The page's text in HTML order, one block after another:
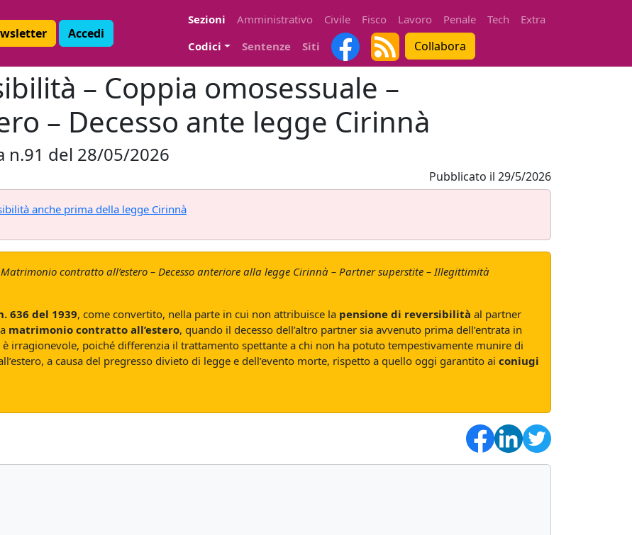
Accedi
Sezioni Amministrativo Civile Fisco Lavoro Penale Tech
Extra
Codici
Sentenze Siti Collabora
– Coppia omosessuale –
– Decesso ante legge Cirinnà
n.91 del 28/05/2026
Pubblicato il 29/5/2026
anche prima della legge Cirinnà
contratto all’estero – Decesso anteriore alla legge Cirinnà – Partner superstite – Illegittimità
636 del 1939, come convertito, nella parte in cui non attribuisce la pensione di reversibilità al partner
matrimonio contratto all’estero, quando il decesso dell’altro partner sia avvenuto prima dell’entrata in
è irragionevole, poiché differenzia il trattamento spettante a chi non ha potuto tempestivamente munire di
a causa del pregresso divieto di legge e dell’evento morte, rispetto a quello oggi garantito ai coniugi